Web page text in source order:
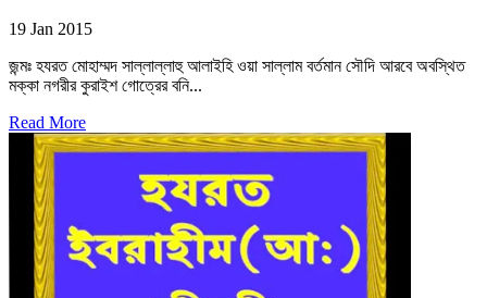
19 Jan 2015
জন্মঃ হযরত মোহাম্মদ সাল্লাল্লাহু আলাইহি ওয়া সাল্লাম বর্তমান সৌদি আরবে অবস্থিত
মক্কা নগরীর কুরাইশ গোত্রের বনি...
Read More